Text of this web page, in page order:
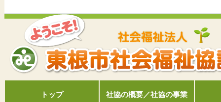
トップ 社協の概要／社協の事業